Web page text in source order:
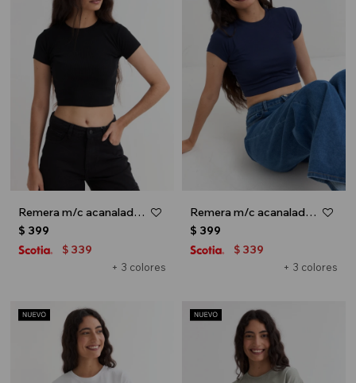
Remera m/c acanalada cuello a la base - Negro
+ 3 colores
$ 399
$ 339
Remera m/c acanalada cuello a la base - Azul marino
+ 3 colores
$ 399
$ 339